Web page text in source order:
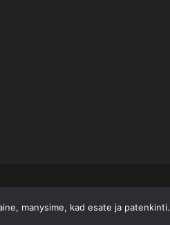
manysime, kad esate ja patenkinti.